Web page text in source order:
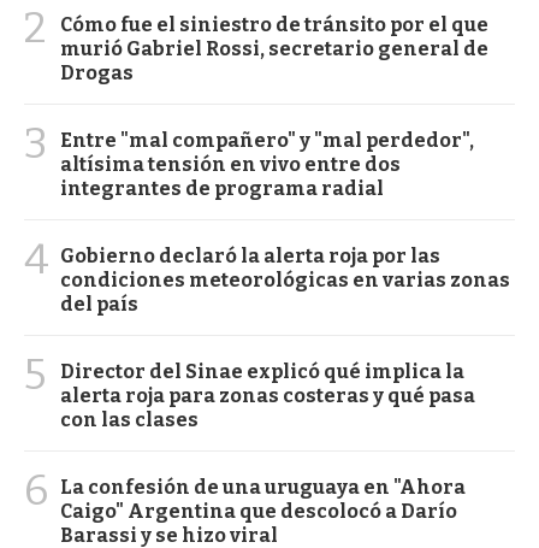
2
Cómo fue el siniestro de tránsito por el que
murió Gabriel Rossi, secretario general de
Drogas
3
Entre "mal compañero" y "mal perdedor",
altísima tensión en vivo entre dos
integrantes de programa radial
4 Gobierno declaró la alerta roja por las
condiciones meteorológicas en varias zonas
del país
5
Director del Sinae explicó qué implica la
alerta roja para zonas costeras y qué pasa
con las clases
6
La confesión de una uruguaya en "Ahora
Caigo" Argentina que descolocó a Darío
Barassi y se hizo viral